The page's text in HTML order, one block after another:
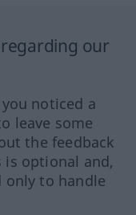
our
noticed a
leave some
the feedback
is optional and,
only to handle